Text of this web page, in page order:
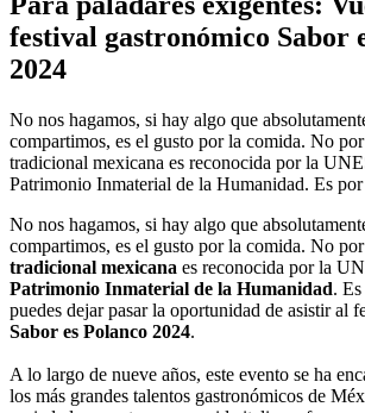
festival gastronómico Sabor
2024
No nos hagamos, si hay algo que
compartimos, es el gusto por la comida. No
tradicional mexicana es reconocida por la
Patrimonio Inmaterial de la Humanidad. Es
No nos hagamos, si hay algo que
compartimos, es el gusto por la comida. No
tradicional mexicana es reconocida por la
Patrimonio Inmaterial de la Humanidad.
puedes dejar pasar la oportunidad de asistir al
Sabor es Polanco 2024.
A lo largo de nueve años, este evento se ha
los más grandes talentos gastronómicos de